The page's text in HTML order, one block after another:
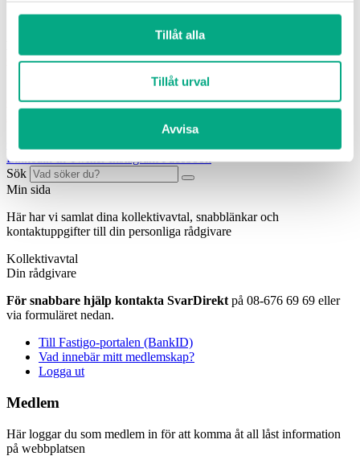
Tillåt alla
Tillåt urval
Avvisa
08-676 6900,info@fastigo.se
Arbetsgivarfrågor för medlemmar:
08-676 6969
Linkedin-in
Sök
Min sida
Här har vi samlat dina kollektivavtal, snabblänkar och
kontaktuppgifter till din personliga rådgivare
Kollektivavtal
Din rådgivare
För snabbare hjälp kontakta SvarDirekt på 08-676 69 69 eller
via formuläret nedan.
Till Fastigo-portalen (BankID)
Vad innebär mitt medlemskap?
Logga ut
Medlem
Här loggar du som medlem in för att komma åt all låst information
på webbplatsen